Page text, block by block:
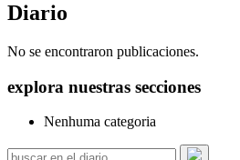
Diario
No se encontraron publicaciones.
explora nuestras secciones
Nenhuma categoria